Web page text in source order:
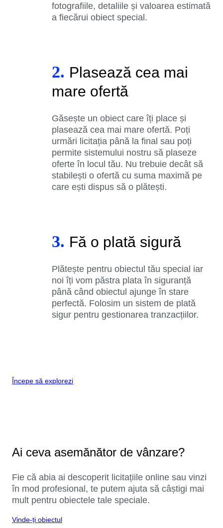
fotografiile, detaliile și valoarea estimată
a fiecărui obiect special.
2. Plasează cea mai
mare ofertă
Găsește un obiect care îți place și
plasează cea mai mare ofertă. Poți
urmări licitația până la final sau poți
permite sistemului nostru să plaseze
oferte în locul tău. Nu trebuie decât să
stabilești o ofertă cu suma maximă pe
care ești dispus să o plătești.
3. Fă o plată sigură
Plătește pentru obiectul tău special iar
noi îți vom păstra plata în siguranță
până când obiectul ajunge în stare
perfectă. Folosim un sistem de plată
sigur pentru gestionarea tranzacțiilor.
Începe să explorezi
Ai ceva asemănător de vânzare?
Fie că abia ai descoperit licitațiile online sau vinzi
în mod profesional, te putem ajuta să câștigi mai
mult pentru obiectele tale speciale.
Vinde-ți obiectul